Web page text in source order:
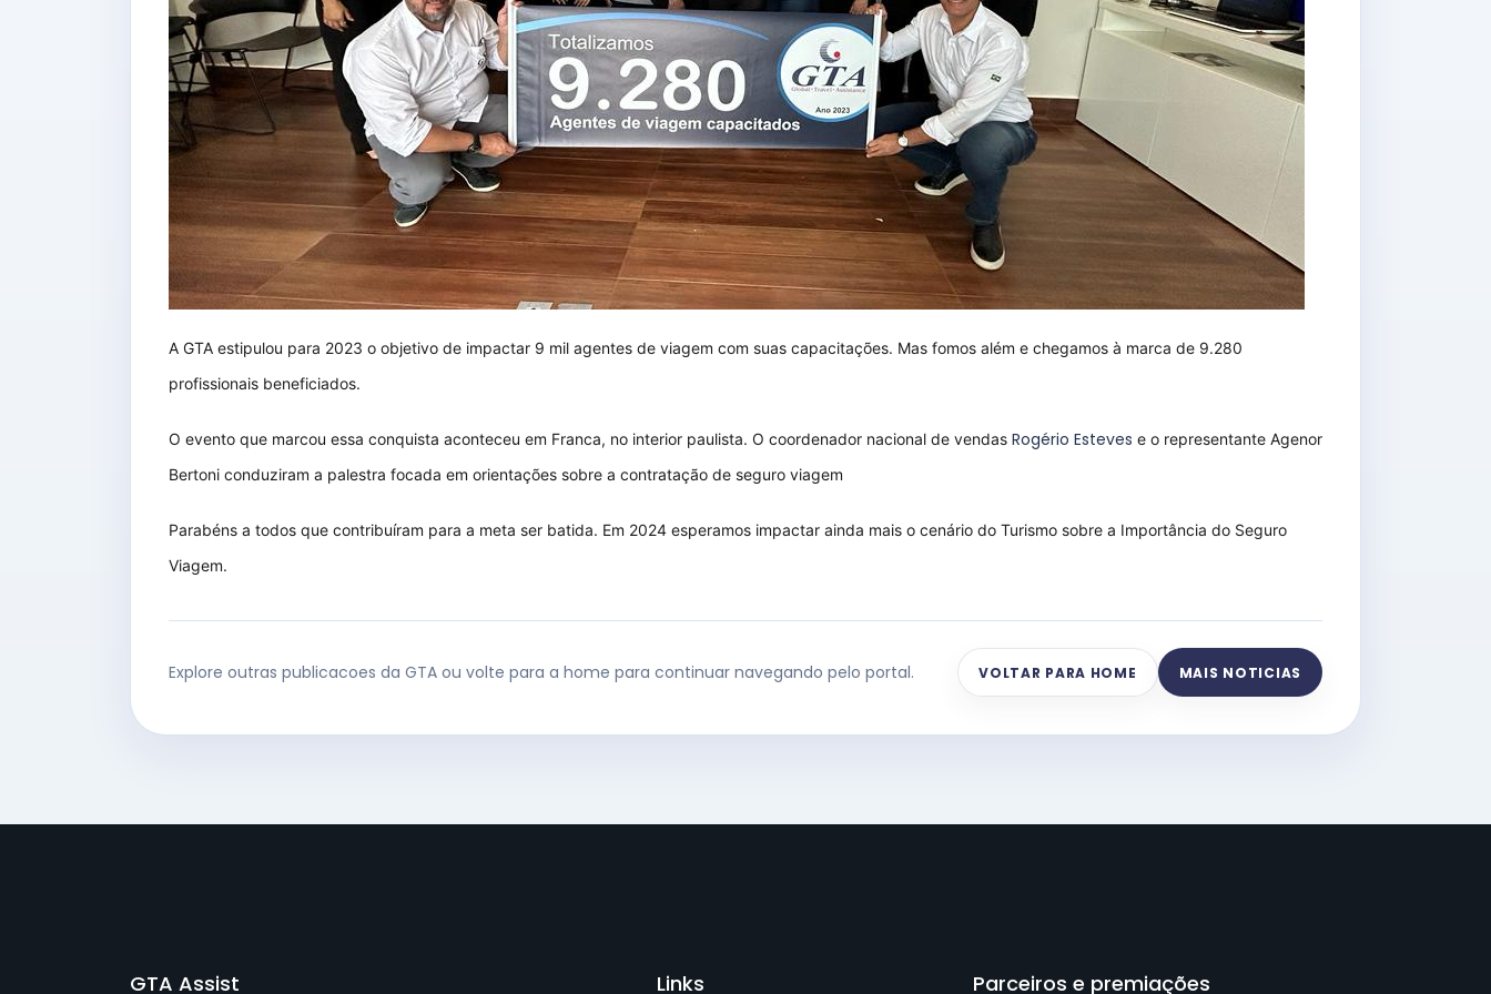
A GTA estipulou para 2023 o objetivo de impactar 9 mil agentes de viagem com suas capacitações. Mas fomos além e chegamos à marca de 9.280
profissionais beneficiados.
O evento que marcou essa conquista aconteceu em Franca, no interior paulista. O coordenador nacional de vendas Rogério Esteves e o representante Agenor
Bertoni conduziram a palestra focada em orientações sobre a contratação de seguro viagem
Parabéns a todos que contribuíram para a meta ser batida. Em 2024 esperamos impactar ainda mais o cenário do Turismo sobre a Importância do Seguro
Viagem.
Explore outras publicacoes da GTA ou volte para a home para continuar navegando pelo portal. VOLTAR PARA HOME MAIS NOTICIAS
GTA Assist Links Parceiros e premiações